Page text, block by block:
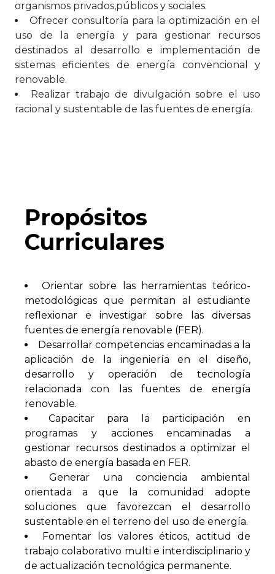
organismos privados,públicos y sociales.
Ofrecer consultoría para la optimización en el
uso de la energía y para gestionar recursos
destinados al desarrollo e implementación de
sistemas eficientes de energía convencional y
renovable.
Realizar trabajo de divulgación sobre el uso
racional y sustentable de las fuentes de energía.
Propósitos
Curriculares
Orientar sobre las herramientas teórico-
metodológicas que permitan al estudiante
reflexionar e investigar sobre las diversas
fuentes de energía renovable (FER).
Desarrollar competencias encaminadas a la
aplicación de la ingeniería en el diseño,
desarrollo y operación de tecnología
relacionada con las fuentes de energía
renovable.
Capacitar para la participación en
programas y acciones encaminadas a
gestionar recursos destinados a optimizar el
abasto de energía basada en FER.
Generar una conciencia ambiental
orientada a que la comunidad adopte
soluciones que favorezcan el desarrollo
sustentable en el terreno del uso de energía.
Fomentar los valores éticos, actitud de
trabajo colaborativo multi e interdisciplinario y
de actualización tecnológica permanente.